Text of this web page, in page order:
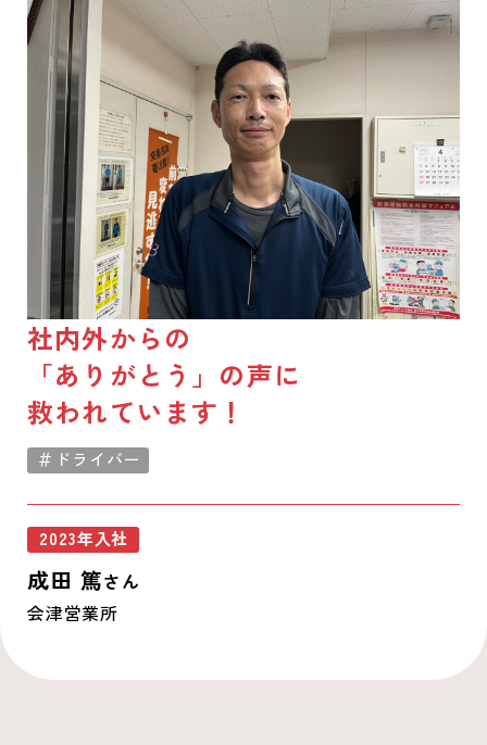
社内外からの
「ありがとう」の声に
救われています！
＃ドライバー
2023年入社
成田 篤さん
会津営業所